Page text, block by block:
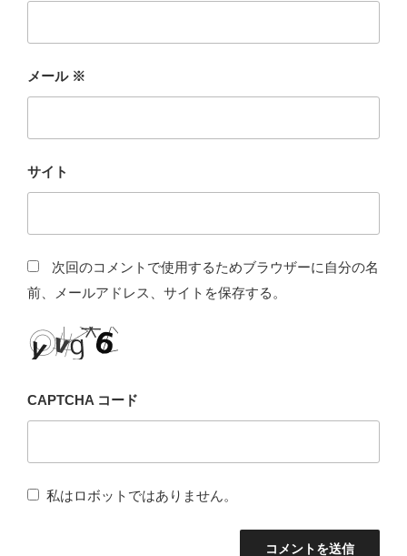
メール ※
サイト
次回のコメントで使用するためブラウザーに自分の名
前、メールアドレス、サイトを保存する。
CAPTCHA コード
私はロボットではありません。